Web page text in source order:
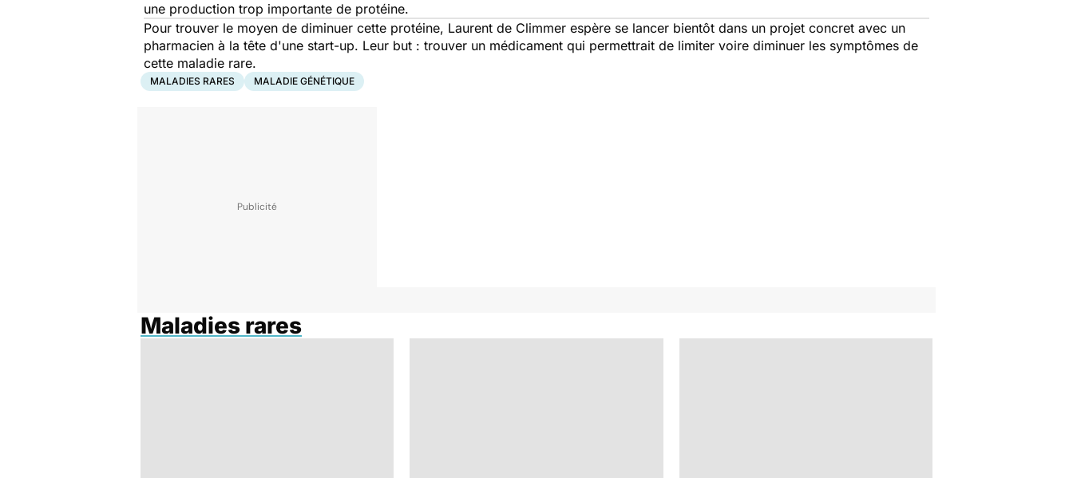
une production trop importante de protéine.
Pour trouver le moyen de diminuer cette protéine, Laurent de Climmer espère se lancer bientôt dans un projet concret avec un
pharmacien à la tête d'une start-up. Leur but : trouver un médicament qui permettrait de limiter voire diminuer les symptômes de
cette maladie rare.
MALADIES RARES MALADIE GÉNÉTIQUE
Maladies rares